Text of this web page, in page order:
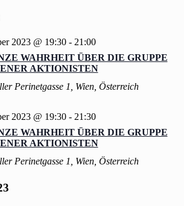
WAHRHEIT ÜBER DIE GRUPPE
AKTIONISTEN
2023 @ 19:30- 21:00
Perinetgasse 1, Wien, Österreich
WAHRHEIT ÜBER DIE GRUPPE
AKTIONISTEN
2023 @ 19:30- 21:30
Perinetgasse 1, Wien, Österreich